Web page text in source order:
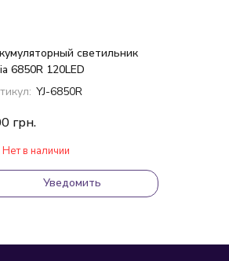
светильник
6850R 120LED
YJ-6850R
грн.
Нет в наличии
Уведомить